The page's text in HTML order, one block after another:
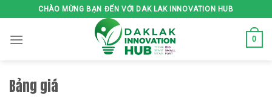
to
content
CHÀO MỪNG BẠN ĐẾN VỚI DAK LAK INNOVATION HUB
0
Bảng giá